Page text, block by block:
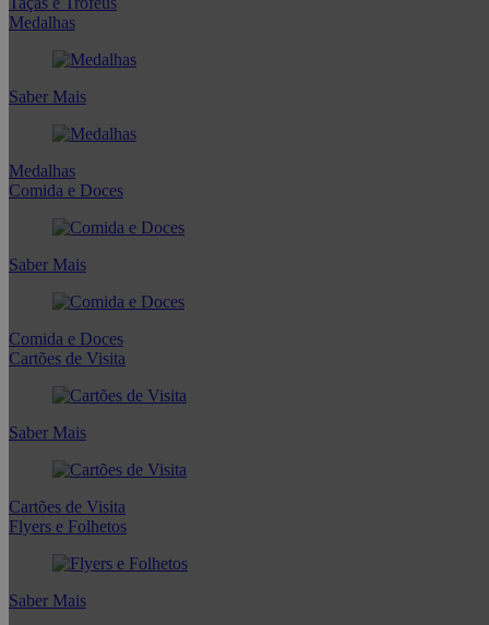
Medalhas
Saber Mais
Medalhas
Comida e Doces
Saber Mais
Comida e Doces
Cartões de Visita
Saber Mais
Cartões de Visita
Flyers e Folhetos
Saber Mais